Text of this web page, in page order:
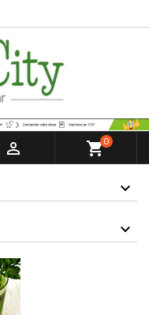
 shopping_cart0